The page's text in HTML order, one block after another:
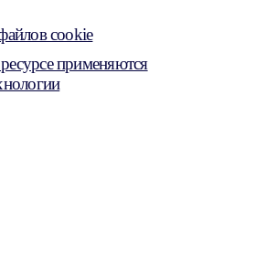
cookie
применяются